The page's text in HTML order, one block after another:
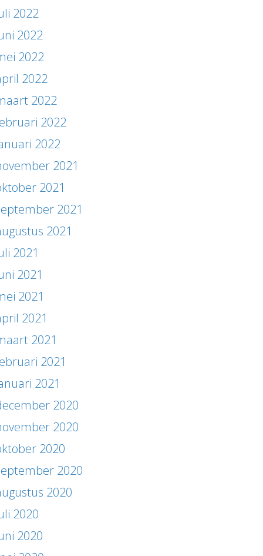
2022
2022
2022
2022
2022
2022
2022
2021
2021
2021
2021
2021
2021
2021
2021
2021
2021
2021
2020
2020
2020
2020
2020
2020
2020